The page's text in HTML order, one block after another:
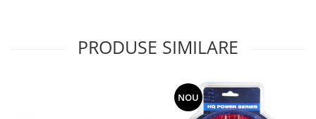
PRODUSE SIMILARE
NOU